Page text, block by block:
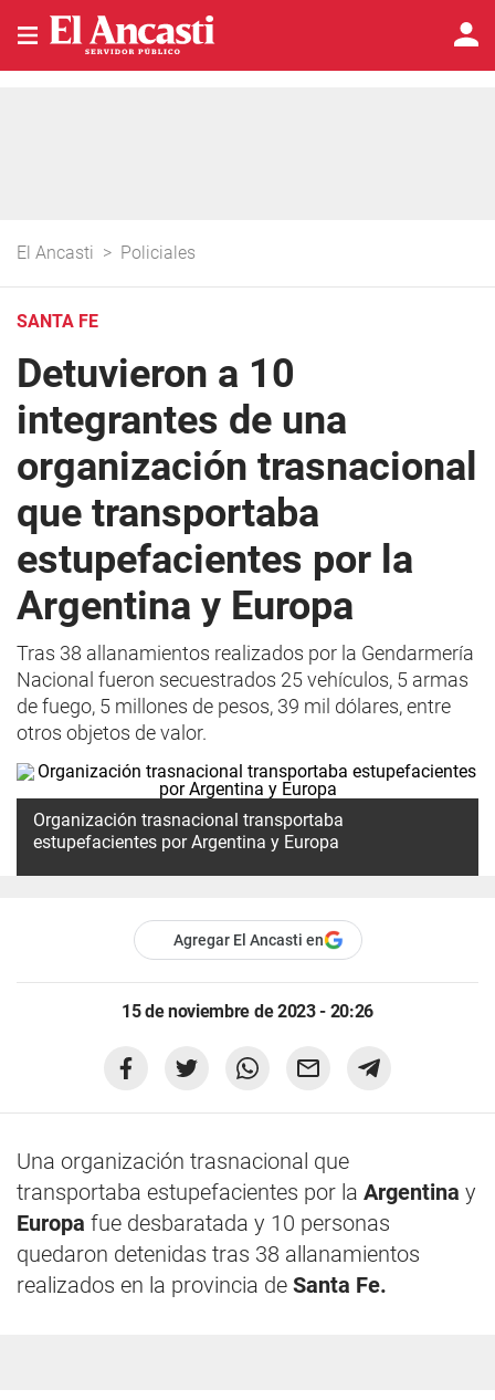
El Ancasti > Policiales
SANTA FE
Detuvieron a 10
integrantes de una
organización trasnacional
que transportaba
estupefacientes por la
Argentina y Europa
Tras 38 allanamientos realizados por la Gendarmería
Nacional fueron secuestrados 25 vehículos, 5 armas
de fuego, 5 millones de pesos, 39 mil dólares, entre
otros objetos de valor.
Organización trasnacional transportaba
estupefacientes por Argentina y Europa
Agregar El Ancasti en
15 de noviembre de 2023 - 20:26
Una organización trasnacional que
transportaba estupefacientes por la Argentina y
Europa fue desbaratada y 10 personas
quedaron detenidas tras 38 allanamientos
realizados en la provincia de Santa Fe.